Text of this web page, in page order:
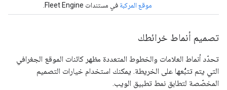
موقع المركبة في مستندات Fleet Engine.
تصميم أنماط خرائطك
تحدّد أنماط العلامات والخطوط المتعددة مظهر كائنات الموقع الجغرافي
التي يتم تتبُّعها على الخريطة. يمكنك استخدام خيارات التصميم
المخصّصة لتطابق نمط تطبيق الويب.